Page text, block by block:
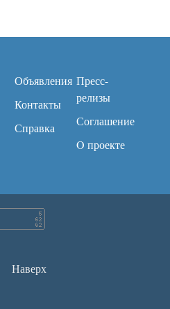
Объявления
Контакты
Справка
Пресс-
релизы
Соглашение
O проекте
Наверх